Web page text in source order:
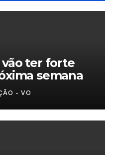
ter forte
semana
- VO